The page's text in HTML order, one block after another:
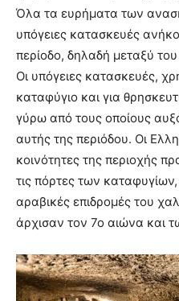
Όλα τα ευρήματα των
υπόγειες κατασκευές
περίοδο, δηλαδή μεταξύ
Οι υπόγειες κατασκευές,
καταφύγιο και για
γύρω από τους οποίους
αυτής της περιόδου. Οι
κοινότητες της περιοχής
τις πόρτες των
αραβικές επιδρομές του
άρχισαν τον 7ο αιώνα και